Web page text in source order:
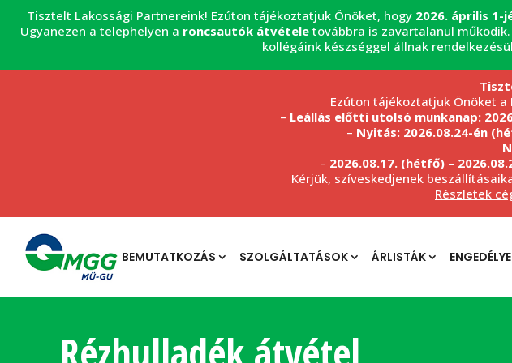
Tisztelt Lakossági Partnereink! Ezúton tájékoztatjuk Önöket, hogy 2026. április 1-
Ugyanezen a telephelyen a roncsautók átvétele továbbra is zavartalanul működik.
kollégáink készséggel állnak
Ezúton tájékoztatjuk Önöket a
– Leállás előtti utolsó munkanap:
– Nyitás: 2026.08.24-én
– 2026.08.17. (hétfő) –
Kérjük, szíveskedjenek
Részletek
BEMUTATKOZÁS SZOLGÁLTATÁSOK ÁRLISTÁK